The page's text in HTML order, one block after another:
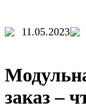
11.05.2023
заказ –